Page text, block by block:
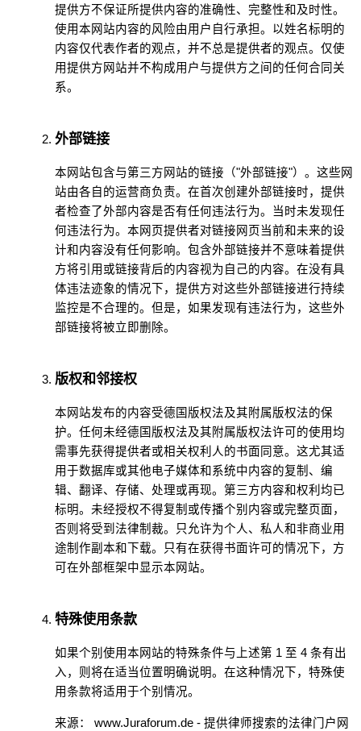
提供方不保证所提供内容的准确性、完整性和及时性。
使用本网站内容的风险由用户自行承担。以姓名标明的
内容仅代表作者的观点，并不总是提供者的观点。仅使
用提供方网站并不构成用户与提供方之间的任何合同关
系。
外部链接
本网站包含与第三方网站的链接（"外部链接"）。这些网
站由各自的运营商负责。在首次创建外部链接时，提供
者检查了外部内容是否有任何违法行为。当时未发现任
何违法行为。本网页提供者对链接网页当前和未来的设
计和内容没有任何影响。包含外部链接并不意味着提供
方将引用或链接背后的内容视为自己的内容。在没有具
体违法迹象的情况下，提供方对这些外部链接进行持续
监控是不合理的。但是，如果发现有违法行为，这些外
部链接将被立即删除。
版权和邻接权
本网站发布的内容受德国版权法及其附属版权法的保
护。任何未经德国版权法及其附属版权法许可的使用均
需事先获得提供者或相关权利人的书面同意。这尤其适
用于数据库或其他电子媒体和系统中内容的复制、编
辑、翻译、存储、处理或再现。第三方内容和权利均已
标明。未经授权不得复制或传播个别内容或完整页面，
否则将受到法律制裁。只允许为个人、私人和非商业用
途制作副本和下载。只有在获得书面许可的情况下，方
可在外部框架中显示本网站。
特殊使用条款
如果个别使用本网站的特殊条件与上述第 1 至 4 条有出
入，则将在适当位置明确说明。在这种情况下，特殊使
用条款将适用于个别情况。
来源： www.Juraforum.de - 提供律师搜索的法律门户网